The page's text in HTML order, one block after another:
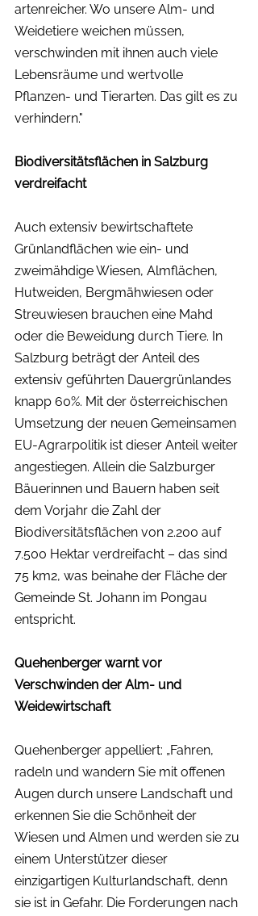
artenreicher. Wo unsere Alm- und
Weidetiere weichen müssen,
verschwinden mit ihnen auch viele
Lebensräume und wertvolle
Pflanzen- und Tierarten. Das gilt es zu
verhindern."
Biodiversitätsflächen in Salzburg
verdreifacht
Auch extensiv bewirtschaftete
Grünlandflächen wie ein- und
zweimähdige Wiesen, Almflächen,
Hutweiden, Bergmähwiesen oder
Streuwiesen brauchen eine Mahd
oder die Beweidung durch Tiere. In
Salzburg beträgt der Anteil des
extensiv geführten Dauergrünlandes
knapp 60%. Mit der österreichischen
Umsetzung der neuen Gemeinsamen
EU-Agrarpolitik ist dieser Anteil weiter
angestiegen. Allein die Salzburger
Bäuerinnen und Bauern haben seit
dem Vorjahr die Zahl der
Biodiversitätsflächen von 2.200 auf
7.500 Hektar verdreifacht – das sind
75 km2, was beinahe der Fläche der
Gemeinde St. Johann im Pongau
entspricht.
Quehenberger warnt vor
Verschwinden der Alm- und
Weidewirtschaft
Quehenberger appelliert: „Fahren,
radeln und wandern Sie mit offenen
Augen durch unsere Landschaft und
erkennen Sie die Schönheit der
Wiesen und Almen und werden sie zu
einem Unterstützer dieser
einzigartigen Kulturlandschaft, denn
sie ist in Gefahr. Die Forderungen nach